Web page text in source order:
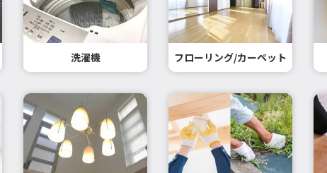
洗濯機 フローリング/カーペット